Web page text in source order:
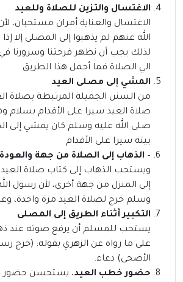
الاغتسال والتزين للصلاة وللعيد
الاغتسال والعناية أمران مستحبان،
الله عنهم لم يذهبوا إلى المصلى إلا
لذلك يجب أن نظهر فرحتنا وسرورنا في
الي الصلاة فما أجمل هذا الطريق
المشي إلى مصلى العيد
من السنن الجميلة المرتبطة بصلاة
صلاة العيد سيرا على الأقدام بسلام
صلى الله عليه وسلم كان يمشي إلى
بيته سيرا على الأقدام
– الذهاب إلى الصلاة من جهة
ويستحب الذهاب إلى كتاب صلاة
إلى المنزل من جهة أخرى، لأن رسول
وسلم خرج لصلاة العيد مرة واحدة،
التكبير أثناء الطريق إلى المصلى
يستحب للمسلم أن يرفع صوته عند
على ما رواه عن الزهري بقوله: (خرج
الأضحى) دعاء.
حضور خطب العيد، يستحسن حضور